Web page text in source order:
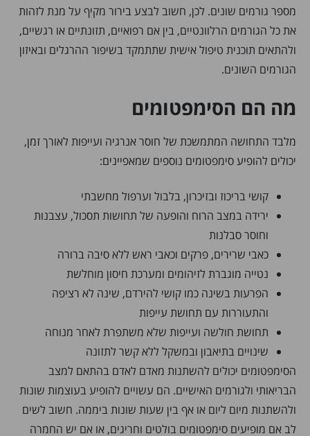
מספר גורמים שונים. לכן, חשוב לבצע בירור מקיף על מנת לזהות
את כל הגורמים הרלוונטיים, בין אם רפואיים, תזונתיים או רגשיים,
ולהתאים תוכנית טיפול אישית שתתמקד בשיפור ההרגלים ובאיזון
הגורמים השונים.
מה הם הסימפטומים
מלבד התחושה המתמשכת של חוסר אנרגיה ועייפות לאורך זמן,
יכולים להופיע סימפטומים נוספים שמאפיינים:
קושי בריכוז ובזיכרון, בלבול וערפול מחשבתי
ירידה במצב הרוח והופעה של תחושות תסכול, עצבנות
וחוסר סבלנות
כאבי שרירים, פרקים וכאבי ראש ללא סיבה ברורה
נטייה מוגברת לזיהומים ומערכת חיסון מוחלשת
הפרעות בשינה כמו קושי להירדם, שינה לא רציפה
והתעוררות עם תחושת עייפות
תחושת חולשה ועייפות שלא משתפרת לאחר מנוחה
שינויים בתיאבון ובמשקל ללא קשר לתזונה
הסימפטומים יכולים להשתנות מאדם לאדם בהתאם למצב
הבריאותי ולגורמים האישיים. הם עשויים להופיע בעוצמות שונות
ולהשתנות מיום ליום או אף בין שעות שונות ביממה. חשוב לשים
לב אם מופיעים סימפטומים בולטים וחריגים, או אם יש החמרה